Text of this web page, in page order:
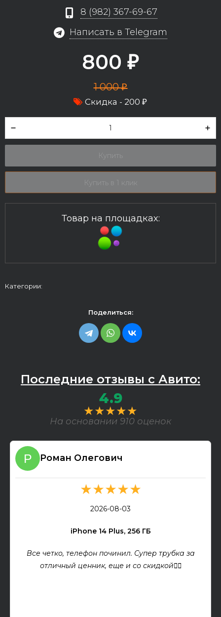
8 (982) 367-69-67
Написать в Telegram
800 ₽
1 000₽
Скидка - 200 ₽
Купить
Купить в 1 клик
Товар на площадках:
Категории:
Поделиться:
Последние отзывы с Авито:
4.9
★★★★★
На основании 910 оценок
Роман Олегович
★★★★★
2026-08-03
iPhone 14 Plus, 256 ГБ
Все четко, телефон починил. Супер трубка за
отличный ценник, еще и со скидкой👍🏻